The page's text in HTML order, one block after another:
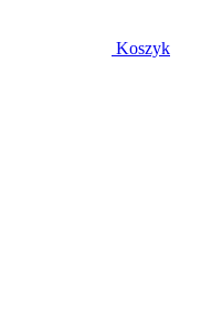
Koszyk